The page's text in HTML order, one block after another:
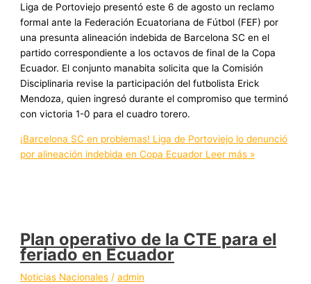
Liga de Portoviejo presentó este 6 de agosto un reclamo
formal ante la Federación Ecuatoriana de Fútbol (FEF) por
una presunta alineación indebida de Barcelona SC en el
partido correspondiente a los octavos de final de la Copa
Ecuador. El conjunto manabita solicita que la Comisión
Disciplinaria revise la participación del futbolista Erick
Mendoza, quien ingresó durante el compromiso que terminó
con victoria 1-0 para el cuadro torero.
¡Barcelona SC en problemas! Liga de Portoviejo lo denunció
por alineación indebida en Copa Ecuador Leer más »
Plan operativo de la CTE para el
feriado en Ecuador
Noticias Nacionales /admin